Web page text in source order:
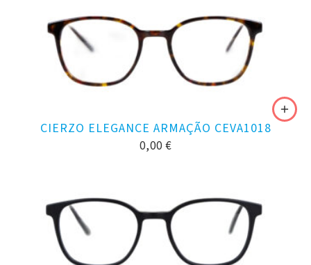
CIERZO ELEGANCE ARMAÇÃO CEVA1018
0,00 €